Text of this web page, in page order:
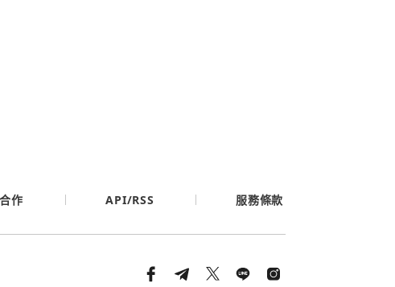
作 API/RSS 服務條款